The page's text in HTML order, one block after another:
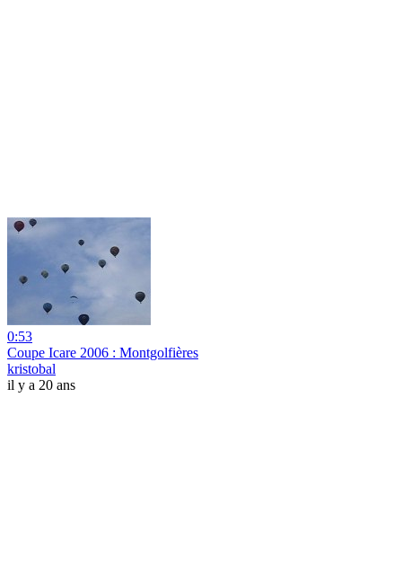
0:53
Coupe Icare 2006 : Montgolfières
kristobal
il y a 20 ans